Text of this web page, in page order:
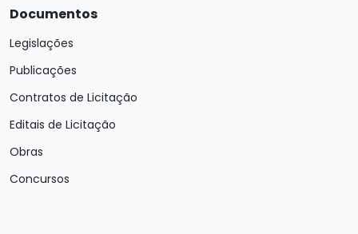
Documentos
Legislações
Publicações
Contratos de Licitação
Editais de Licitação
Obras
Concursos